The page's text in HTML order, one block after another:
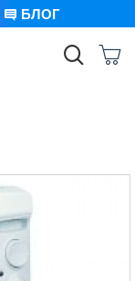
БЛОГ